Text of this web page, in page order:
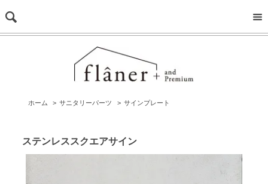
ホーム > サニタリーパーツ > サインプレート
ステンレススクエアサイン